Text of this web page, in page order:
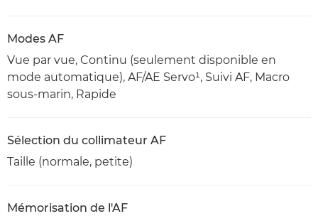
Modes AF
Vue par vue, Continu (seulement disponible en
mode automatique), AF/AE Servo¹, Suivi AF, Macro
sous-marin, Rapide
Sélection du collimateur AF
Taille (normale, petite)
Mémorisation de l'AF